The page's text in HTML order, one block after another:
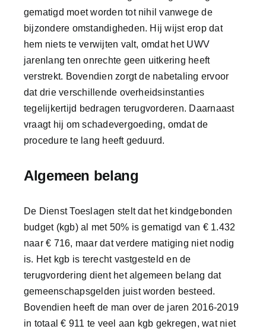
gematigd moet worden tot nihil vanwege de
bijzondere omstandigheden. Hij wijst erop dat
hem niets te verwijten valt, omdat het UWV
jarenlang ten onrechte geen uitkering heeft
verstrekt. Bovendien zorgt de nabetaling ervoor
dat drie verschillende overheidsinstanties
tegelijkertijd bedragen terugvorderen. Daarnaast
vraagt hij om schadevergoeding, omdat de
procedure te lang heeft geduurd.
Algemeen belang
De Dienst Toeslagen stelt dat het kindgebonden
budget (kgb) al met 50% is gematigd van € 1.432
naar € 716, maar dat verdere matiging niet nodig
is. Het kgb is terecht vastgesteld en de
terugvordering dient het algemeen belang dat
gemeenschapsgelden juist worden besteed.
Bovendien heeft de man over de jaren 2016-2019
in totaal € 911 te veel aan kgb gekregen, wat niet